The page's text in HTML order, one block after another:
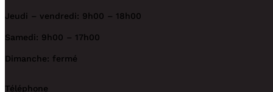
Jeudi – vendredi: 9h00 – 18h00
Samedi: 9h00 – 17h00
Dimanche: fermé
Téléphone